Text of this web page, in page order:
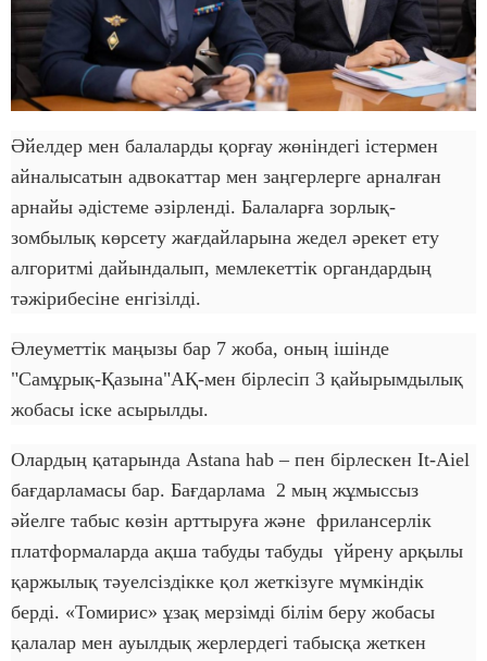
Әйелдер мен балаларды қорғау жөніндегі істермен
айналысатын адвокаттар мен заңгерлерге арналған
арнайы әдістеме әзірленді. Балаларға зорлық-
зомбылық көрсету жағдайларына жедел әрекет ету
алгоритмі дайындалып, мемлекеттік органдардың
тәжірибесіне енгізілді.
Әлеуметтік маңызы бар 7 жоба, оның ішінде
"Самұрық-Қазына"АҚ-мен бірлесіп 3 қайырымдылық
жобасы іске асырылды.
Олардың қатарында Astana hab – пен бірлескен It-Aiel
бағдарламасы бар. Бағдарлама 2 мың жұмыссыз
әйелге табыс көзін арттыруға және фрилансерлік
платформаларда ақша табуды табуды үйрену арқылы
қаржылық тәуелсіздікке қол жеткізуге мүмкіндік
берді. «Томирис» ұзақ мерзімді білім беру жобасы
қалалар мен ауылдық жерлердегі табысқа жеткен